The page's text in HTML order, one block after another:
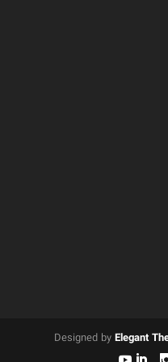
Designed by Elegant